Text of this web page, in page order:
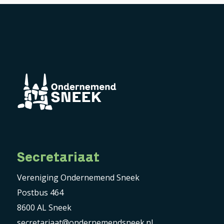
Secretariaat
Vereniging Ondernemend Sneek
Postbus 464
8600 AL Sneek